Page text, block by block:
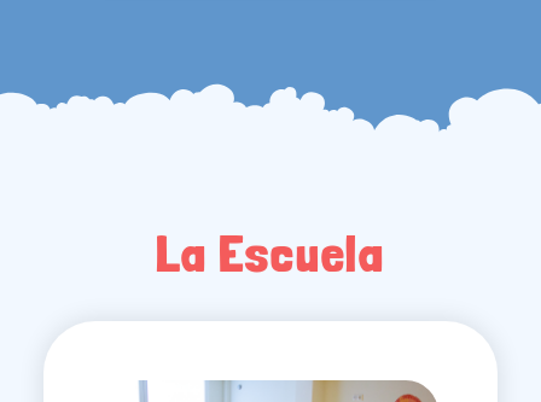
La Escuela